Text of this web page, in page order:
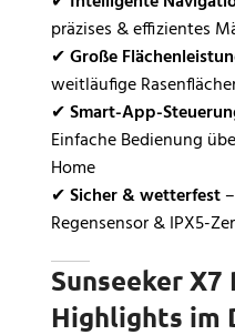
präzises & effizientes
✔Große
weitläufige
✔Smart-App-
Einfache Bedienung
Home
✔Sicher & wetterfest–
Regensensor & IPX5-
Sunseeker X7
Highlights im